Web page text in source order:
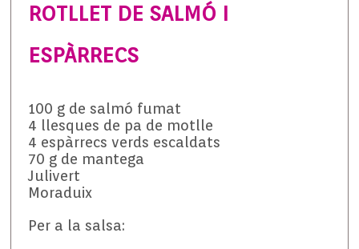
ROTLLET DE SALMÓ I
ESPÀRRECS
100 g de salmó fumat
4 llesques de pa de motlle
4 espàrrecs verds escaldats
70 g de mantega
Julivert
Moraduix
Per a la salsa: